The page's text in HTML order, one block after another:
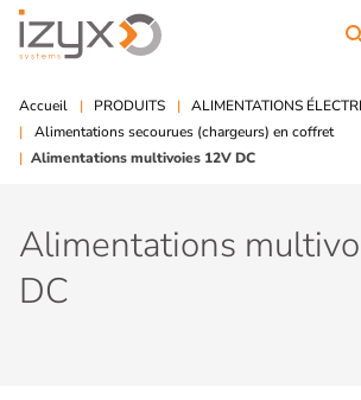
Accueil PRODUITS
ALIMENTATIONS
Alimentations secourues (chargeurs) en coffret
Alimentations multivoies 12V DC
Alimentations
DC